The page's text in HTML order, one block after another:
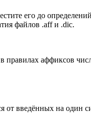
его до определений
файлов .aff и .dic.
правилах аффиксов
от введённых на один